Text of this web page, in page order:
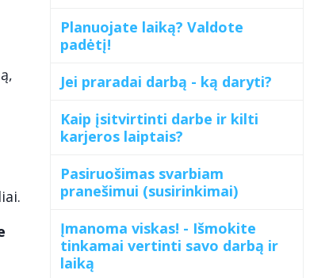
Planuojate laiką? Valdote
padėtį!
Jei praradai darbą - ką daryti?
Kaip įsitvirtinti darbe ir kilti
karjeros laiptais?
Pasiruošimas svarbiam
pranešimui (susirinkimai)
Įmanoma viskas! - Išmokite
tinkamai vertinti savo darbą ir
laiką